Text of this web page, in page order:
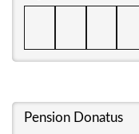
Pension Donatus